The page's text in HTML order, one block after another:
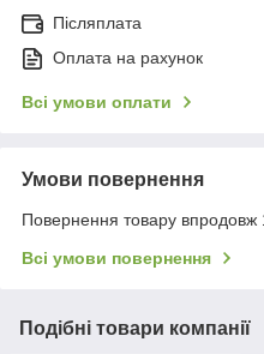
Післяплата
Оплата на рахунок
Всі умови оплати
Умови повернення
Повернення товару впродовж
Всі умови повернення
Подібні товари компанії